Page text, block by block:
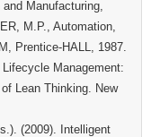
Manufacturing,
M.P., Automation,
Prentice-HALL, 1987.
Management:
Lean Thinking. New
(2009). Intelligent